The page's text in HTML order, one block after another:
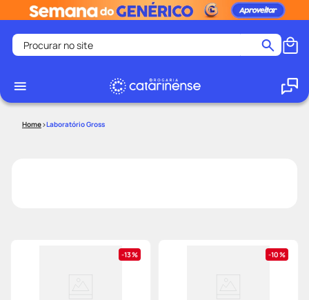
Procurar no site
1
teste gravidez
Laboratório Gross
13% 10%